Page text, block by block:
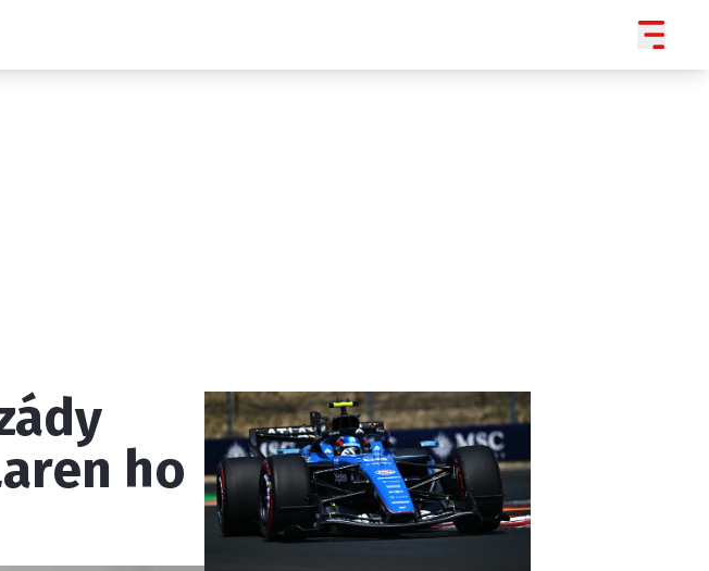
GROUP s.r.o., IČ: 118 23 054
SLEDUJTE NÁS NA
ho